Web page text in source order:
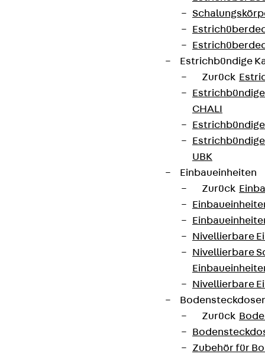
Estrichbündige
Zurück
CHALI
UBK
Einbaueinheiten
Zurück
Nivellierbare
Nivellierbare
Nivellierbare
Zurück
Zubehör für